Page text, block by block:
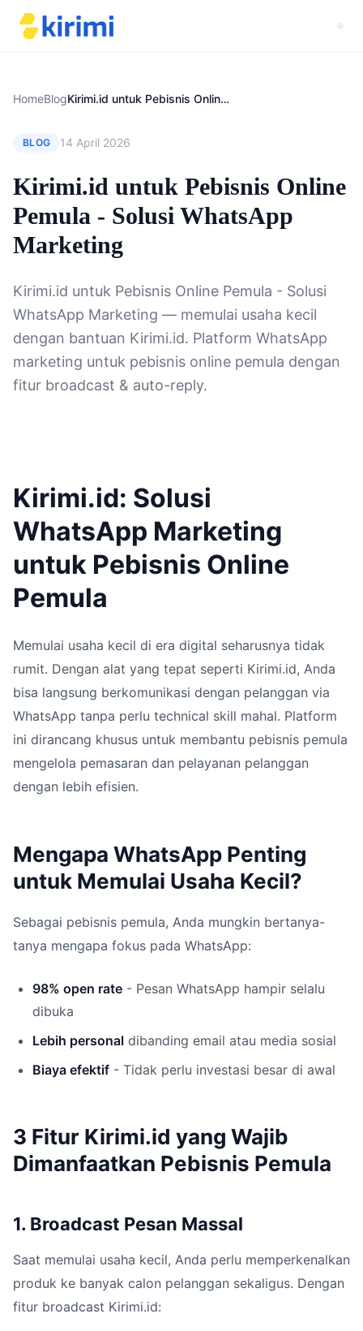
HomeBlog Kirimi.id untuk Pebisnis Online Pemula - Solusi WhatsApp Marketing
BLOG 14 April 2026
Kirimi.id untuk Pebisnis Online
Pemula - Solusi WhatsApp
Marketing
Kirimi.id untuk Pebisnis Online Pemula - Solusi
WhatsApp Marketing — memulai usaha kecil
dengan bantuan Kirimi.id. Platform WhatsApp
marketing untuk pebisnis online pemula dengan
fitur broadcast & auto-reply.
Kirimi.id: Solusi
WhatsApp Marketing
untuk Pebisnis Online
Pemula
Memulai usaha kecil di era digital seharusnya tidak
rumit. Dengan alat yang tepat seperti Kirimi.id, Anda
bisa langsung berkomunikasi dengan pelanggan via
WhatsApp tanpa perlu technical skill mahal. Platform
ini dirancang khusus untuk membantu pebisnis pemula
mengelola pemasaran dan pelayanan pelanggan
dengan lebih efisien.
Mengapa WhatsApp Penting
untuk Memulai Usaha Kecil?
Sebagai pebisnis pemula, Anda mungkin bertanya-
tanya mengapa fokus pada WhatsApp:
98% open rate - Pesan WhatsApp hampir selalu
dibuka
Lebih personal dibanding email atau media sosial
Biaya efektif - Tidak perlu investasi besar di awal
3 Fitur Kirimi.id yang Wajib
Dimanfaatkan Pebisnis Pemula
1. Broadcast Pesan Massal
Saat memulai usaha kecil, Anda perlu memperkenalkan
produk ke banyak calon pelanggan sekaligus. Dengan
fitur broadcast Kirimi.id: